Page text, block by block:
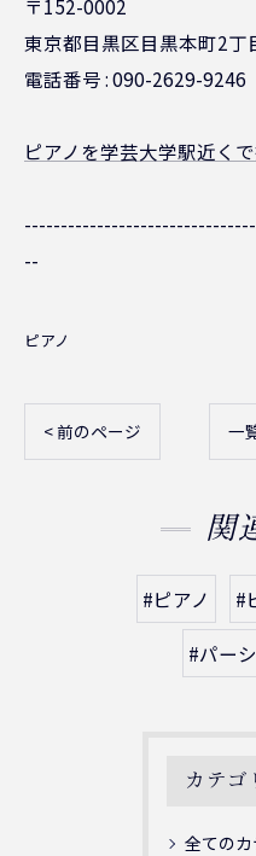
〒152-0002
東京都目黒区目黒本町2丁
電話番号 : 090-2629-9246
ピアノを学芸大学駅近く
--
ピアノ
< 前のページ 一
関
#ピアノ #
#パー
カテゴ
全ての